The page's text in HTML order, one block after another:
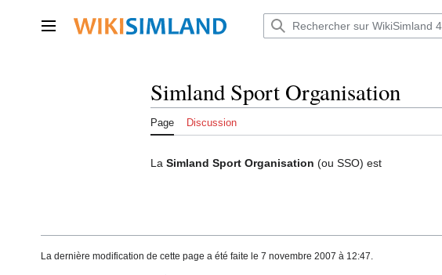
contenu Menu principal
Simland Sport Organisation
Page Discussion
La Simland Sport Organisation (ou SSO) est
La dernière modification de cette page a été faite le 7 novembre 2007 à 12:47.